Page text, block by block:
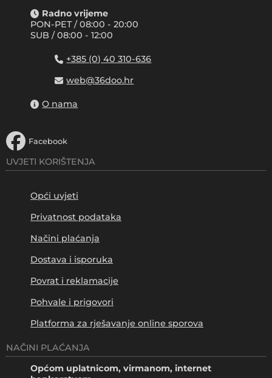
Radno vrijeme
PON-PET / 08:00 - 20:00
SUB / 08:00 - 12:00
+385 (0) 40 310-636
web@36doo.hr
O nama
Facebook
UVJETI KORIŠTENJA
Opći uvjeti
Privatnost podataka
Načini plaćanja
Dostava i isporuka
Povrat i reklamacije
Pohvale i prigovori
Platforma za rješavanje online sporova
NAČINI PLAĆANJA
Općom uplatnicom, virmanom, internet